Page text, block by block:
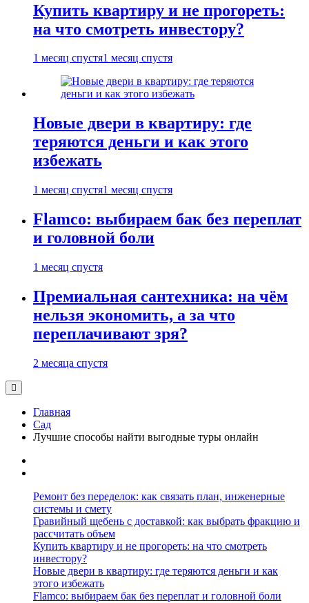
Купить квартиру и не прогореть:
на что смотреть инвестору?
1 месяц спустя1 месяц спустя
Новые двери в квартиру: где
теряются деньги и как этого
избежать
1 месяц спустя1 месяц спустя
Flamco: выбираем бак без переплат
и головной боли
1 месяц спустя
Премиальная сантехника: на чём
нельзя экономить, а за что
переплачивают зря?
2 месяца спустя
Главная
Сад
Лучшие способы найти выгодные туры онлайн
Ремонт без переделок: как связать план, инженерные
системы и смету
Гравийный щебень с доставкой: как выбрать фракцию и
рассчитать объем
Купить квартиру и не прогореть: на что смотреть
инвестору?
Новые двери в квартиру: где теряются деньги и как
этого избежать
Flamco: выбираем бак без переплат и головной боли